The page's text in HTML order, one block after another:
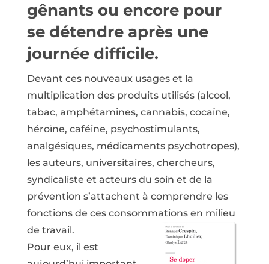
gênants ou encore pour
se détendre après une
journée difficile.
Devant ces nouveaux usages et la
multiplication des produits utilisés (alcool,
tabac, amphétamines, cannabis, cocaïne,
héroïne, caféine, psychostimulants,
analgésiques, médicaments psychotropes),
les auteurs, universitaires, chercheurs,
syndicaliste et acteurs du soin et de la
prévention s’attachent à comprendre les
fonctions de ces consommations en milieu
de travail.
Pour eux, il est